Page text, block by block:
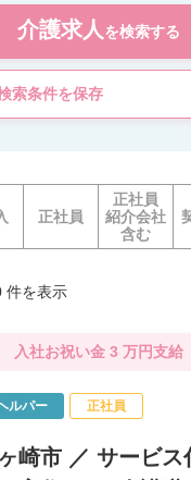
介護求人 を検索する
索条件を保存
正社員
正社員
紹介会社
含む
件を表示
入社お祝い金 3 万円支給
ルパー 正社員
崎市 ／ サービ